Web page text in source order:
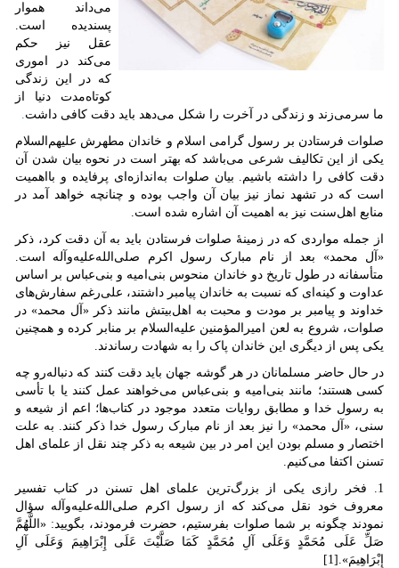
می‌داند هموار
پسندیده است.
عقل نیز حکم
می‌کند در اموری
که در این زندگی
کوتاه‌مدت دنیا از
ما سرمی‌زند و زندگی در آخرت را شکل می‌دهد باید دقت کافی داشت.
صلوات فرستادن بر رسول گرامی اسلام و خاندان مطهرش علیهم‌السلام
یکی از این تکالیف شرعی می‌باشد که بهتر است در نحوه بیان شدن آن
دقت کافی را داشته باشیم. بیان صلوات به‌اندازه‌ای پرفایده و بااهمیت
است که در تشهد نماز نیز بیان آن واجب بوده و چنانچه خواهد آمد در
منابع اهل‌سنت نیز به اهمیت آن اشاره‌ شده است.
از جمله مواردی که در زمینهٔ صلوات فرستادن باید به آن دقت کرد، ذکر
«آل محمد» بعد از نام مبارک رسول اکرم صلی‌الله‌علیه‌وآله است.
متأسفانه در طول تاریخ دو خاندان منحوس بنی‌امیه و بنی‌عباس بر اساس
عداوت و کینه‌ای که نسبت به خاندان پیامبر داشتند، علی‌رغم سفارش‌های
خداوند و پیامبر بر مودت و محبت به اهل‌بیتش مانند ذکر «آل محمد» در
صلوات، شروع به لعن امیرالمؤمنین علیه‌السلام بر منابر کرده و همچنین
یکی پس از دیگری این خاندان پاک را به شهادت رساندند.
در حال حاضر مسلمانان در هر گوشه جهان باید دقت کنند که دنباله‌رو چه
کسی هستند؛ مانند بنی‌امیه و بنی‌عباس می‌خواهند عمل کنند یا با تأسی
به رسول خدا و مطابق روایات متعدد موجود در کتاب‌ها؛ اعم از شیعه و
سنی، «آل محمد» را نیز بعد از نام مبارک رسول خدا ذکر کنند. به علت
اختصار و مسلم بودن این امر در بین شیعه به ذکر چند نقل از علمای اهل
تسنن اکتفا می‌کنیم.
1. فخر رازی یکی از بزرگ‌ترین علمای اهل تسنن در کتاب تفسیر
معروف خود نقل می‌کند که از رسول اکرم صلی‌الله‌علیه‌وآله سؤال
نمودند چگونه بر شما صلوات بفرستیم، حضرت فرمودند، بگویید: «اللَّهُمَّ
صَلِّ عَلَى مُحَمَّدٍ وَعَلَى آلِ مُحَمَّدٍ كَمَا صَلَّيْتَ عَلَى إِبْرَاهِيمَ وَعَلَى آلِ
إِبْرَاهِيمَ».[1]